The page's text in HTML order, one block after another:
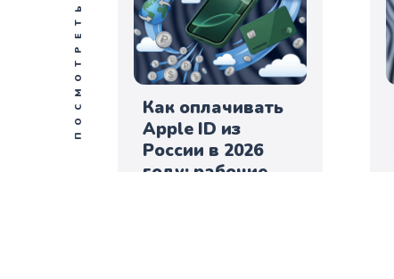
Как оплачивать
Apple ID из
России в 2026
году: рабочие